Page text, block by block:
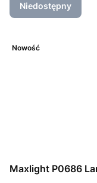
Niedostępny
Nowość
Maxlight P0686